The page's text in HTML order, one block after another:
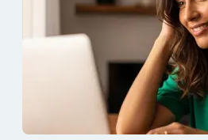
Aprovado no Banrisul